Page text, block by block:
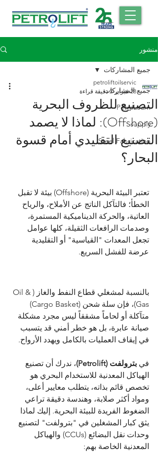
منشور
جميع المشاركات
PetroLearn
supply
Steel Fabrication
جميع المشاركات
التصنيع للظروف البحرية
(Offshore): لماذا لا يصمد
التصنيع التقليدي أمام قسوة
البحار؟
petroliftoilservic
28 فبراير
2 دقيقة قراءة
تعتبر البيئة البحرية (Offshore) بيئة لا تقبل
الخطأ؛ فالتآكل الناتج عن الأملاح، والرياح
العاتية، والحركة الديناميكية المستمرة،
وصدمات الرافعات الثقيلة، كلها عوامل
تجعل المعدات "القياسية" أو التقليدية
عرضة للفشل السريع.
بالنسبة لمشغلي قطاع النفط والغاز (Oil &
Gas)، فإن سلة شحن (Cargo Basket)
متآكلة أو لحاماً مشققاً ليس مجرد مشكلة
صيانة عابرة، بل هو خطر أمني قد يتسبب
في إيقاف العمليات بالكامل ويهدد الأرواح.
في بترولفت (Petrolift)
، ندرك أن تصنيع
الهياكل المعدنية للاستخدام البحري هو
تخصص قائم بذاته، يتطلب معايير أعلى،
ومواد أكثر صلابة، وهندسة دقيقة تراعي
الضغوط الفريدة للبيئة البحرية. إليك لماذا
يثق كبار المشغلين في "بترولفت" لتصنيع
وحدات نقل البضائع (CCUs) والهياكل
المعدنية الخاصة بهم: